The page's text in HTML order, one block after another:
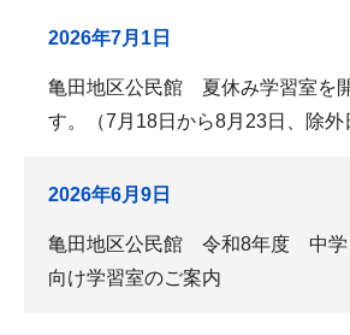
2026年7月1日
亀田地区公民館 夏休み学習室を
す。（7月18日から8月23日、除外
2026年6月9日
亀田地区公民館 令和8年度 中学
向け学習室のご案内